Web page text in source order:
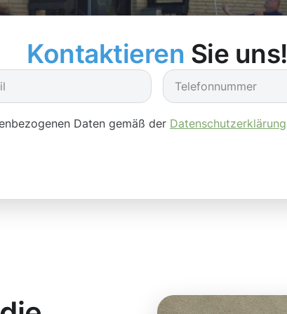
Kontaktieren Sie uns!
Daten gemäß der Datenschutzerklärung